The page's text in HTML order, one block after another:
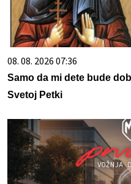
08. 08. 2026 07:36
Samo da mi dete bude
Svetoj Petki